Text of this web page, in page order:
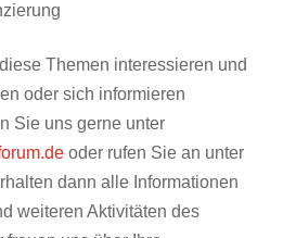
Themen interessieren und
oder sich informieren
Sie uns gerne unter
oder rufen Sie an unter
dann alle Informationen
weiteren Aktivitäten des